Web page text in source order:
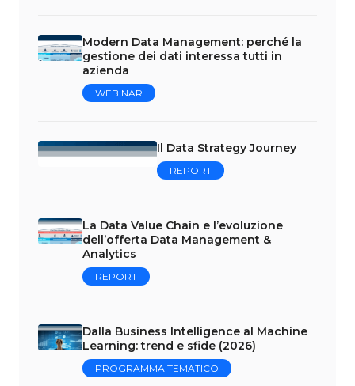
Modern Data Management: perché la
gestione dei dati interessa tutti in
azienda
WEBINAR
Il Data Strategy Journey
REPORT
La Data Value Chain e l’evoluzione
dell’offerta Data Management &
Analytics
REPORT
Dalla Business Intelligence al Machine
Learning: trend e sfide (2026)
PROGRAMMA TEMATICO